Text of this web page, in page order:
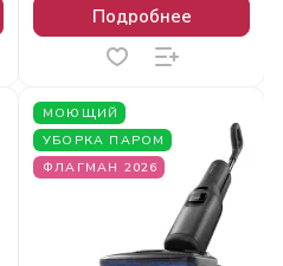
Подробнее
МОЮЩИЙ
УБОРКА ПАРОМ
ФЛАГМАН 2026